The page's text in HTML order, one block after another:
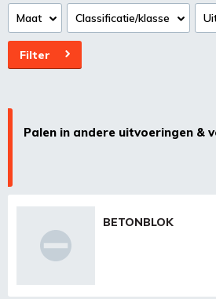
Maat Classificatie/klasse
Filter
Palen in andere uitvoeringen &
BETONBLOK